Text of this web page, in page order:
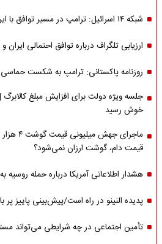
شبکه ۱۴ اسرائیل: ترامپ در مسیر توافق با ایران قرار دارد
ارزیابی تلگراف درباره توافق احتمالی
روزنامه پاکستانی: ترامپ به شکست حماسی
جلسه ویژه دولت برای افزایش مبلغ
خوش رسید
قیمت دام، گوشت ارزان نمی‌شود؟
هشدار اطلاعاتی آمریکا درباره حمله روسیه به
پدیده النینو در راه است/پیش‌بینی پاییز پر
تأمین اجتماعی در چه شرایطی می‌تواند